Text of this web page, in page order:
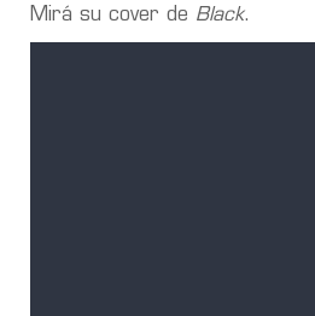
Mirá su cover de Black.